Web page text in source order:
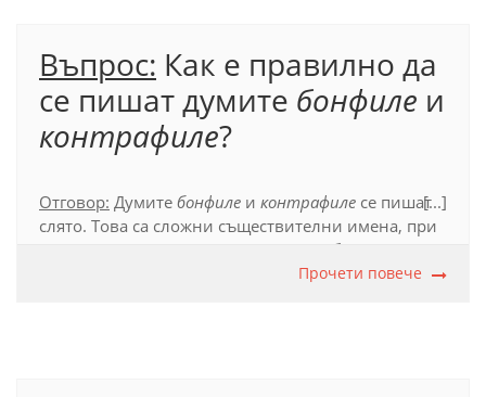
Въпрос: Как е правилно да
се пишат думите бонфиле и
контрафиле?
Отговор: Думите бонфиле и контрафиле се пишат
слято. Това са сложни съществителни имена, при
които първата съставка не се употребява като
самостоятелна дума (в това значение).
[...]
Прочети повече